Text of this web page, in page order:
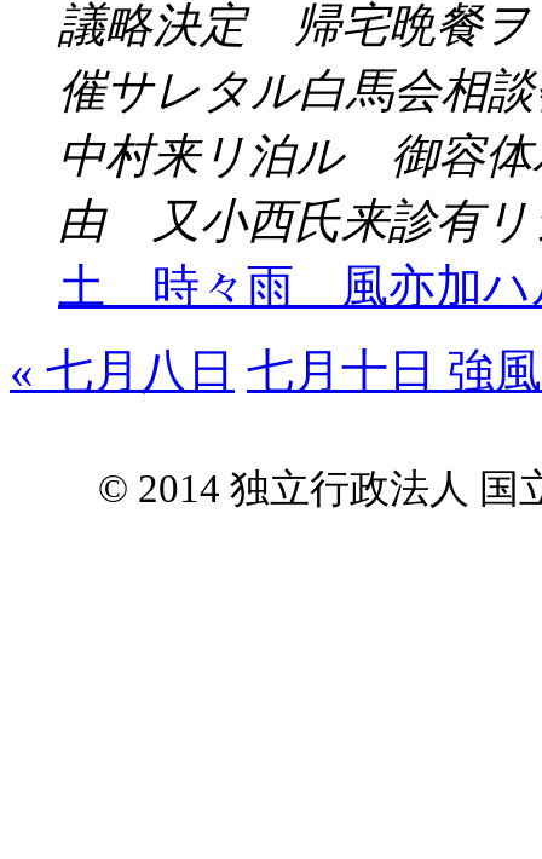
議略決定 帰宅晩餐ヲ
催サレタル白馬会
中村来リ泊ル 御容体
由 又小西氏来診有リ
土 時々雨 風亦加
« 七月八日 七月十日 強
© 2014 独立行政法人 国